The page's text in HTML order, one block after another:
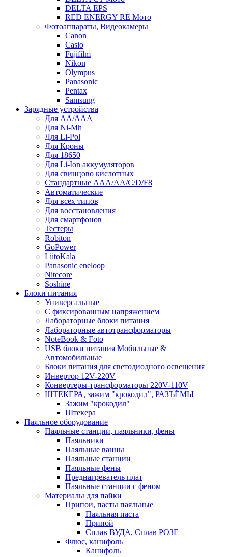
DELTA EPS
RED ENERGY RE Мото
Фотоаппараты, Видеокамеры
Canon
Casio
Fujifilm
Nikon
Olympus
Panasonic
Pentax
Samsung
Зарядные устройства
Для AA/AAA
Для Ni-Mh
Для Li-Pol
Для Кроны
Для 18650
Для Li-Ion аккумуляторов
Для свинцово кислотных
Стандартные ААА/АА/С/D/F8
Автоматические
Для всех типов
Для восстановления
Для смартфонов
Тестеры
Robiton
GoPower
LiitoKala
Panasonic eneloop
Nitecore
Soshine
Блоки питания
Универсальные
C фиксированным напряжением
Лабораторные блоки питания
Лабораторные автотрансформаторы
NoteBook & Foto
USB блоки питания Мобильные &
Автомобильные
Блоки питания для светодиодного освещения
Инвертор 12V-220V
Конвертеры-трансформаторы 220V-110V
ШТЕКЕРА, зажим "крокодил", РАЗЪЁМЫ
Зажим "крокодил"
Штекера
Паяльное оборудование
Паяльные станции, паяльники, фены
Паяльники
Паяльные ванны
Паяльные станции
Паяльные фены
Преднагреватель плат
Паяльные станции с феном
Материалы для пайки
Припои, пасты паяльные
Паяльная паста
Припой
Сплав ВУДА, Сплав РОЗЕ
Флюс, канифоль
Канифоль